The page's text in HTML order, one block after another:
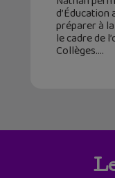
préparer à
le cadre de
Collèges.